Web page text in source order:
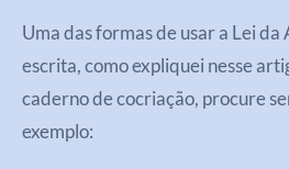
Uma das formas de usar a Lei
escrita, como expliquei nesse
caderno de cocriação, procure
exemplo: